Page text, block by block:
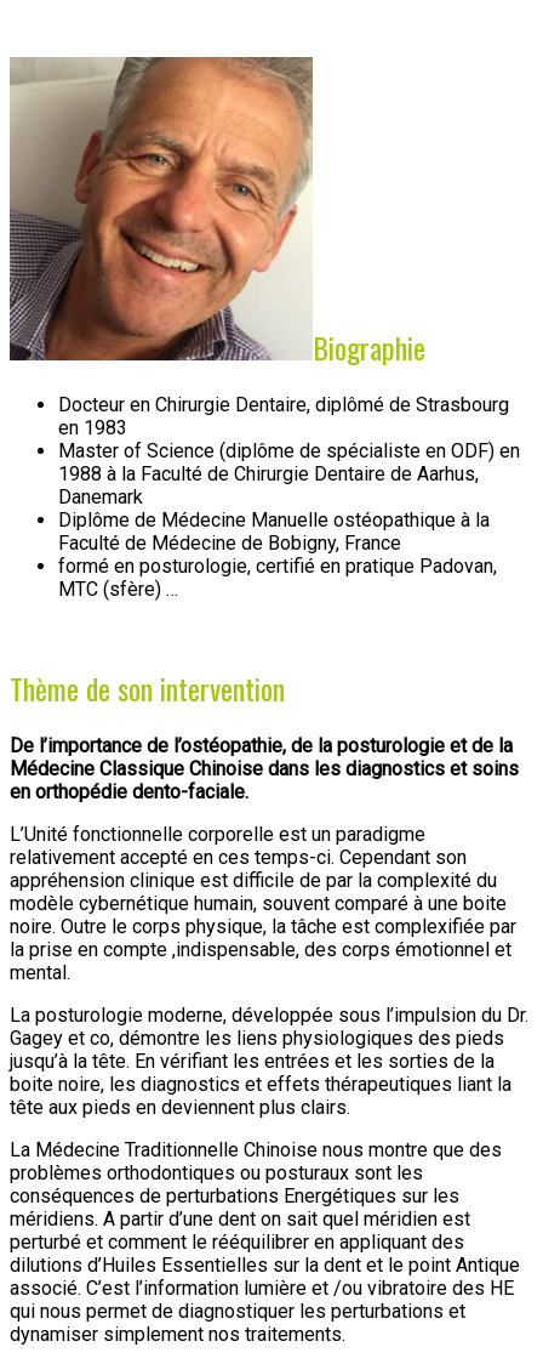
Biographie
Docteur en Chirurgie Dentaire, diplômé de Strasbourg
en 1983
Master of Science (diplôme de spécialiste en ODF) en
1988 à la Faculté de Chirurgie Dentaire de Aarhus,
Danemark
Diplôme de Médecine Manuelle ostéopathique à la
Faculté de Médecine de Bobigny, France
formé en posturologie, certifié en pratique Padovan,
MTC (sfère) …
Thème de son intervention
De l’importance de l’ostéopathie, de la posturologie et de la
Médecine Classique Chinoise dans les diagnostics et soins
en orthopédie dento-faciale.
L’Unité fonctionnelle corporelle est un paradigme
relativement accepté en ces temps-ci. Cependant son
appréhension clinique est difficile de par la complexité du
modèle cybernétique humain, souvent comparé à une boite
noire. Outre le corps physique, la tâche est complexifiée par
la prise en compte ,indispensable, des corps émotionnel et
mental.
La posturologie moderne, développée sous l’impulsion du Dr.
Gagey et co, démontre les liens physiologiques des pieds
jusqu’à la tête. En vérifiant les entrées et les sorties de la
boite noire, les diagnostics et effets thérapeutiques liant la
tête aux pieds en deviennent plus clairs.
La Médecine Traditionnelle Chinoise nous montre que des
problèmes orthodontiques ou posturaux sont les
conséquences de perturbations Energétiques sur les
méridiens. A partir d’une dent on sait quel méridien est
perturbé et comment le rééquilibrer en appliquant des
dilutions d’Huiles Essentielles sur la dent et le point Antique
associé. C’est l’information lumière et /ou vibratoire des HE
qui nous permet de diagnostiquer les perturbations et
dynamiser simplement nos traitements.